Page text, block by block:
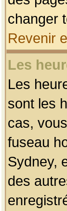
changer
Revenir
Les
Les
sont les
cas,
fuseau
Sydney,
des